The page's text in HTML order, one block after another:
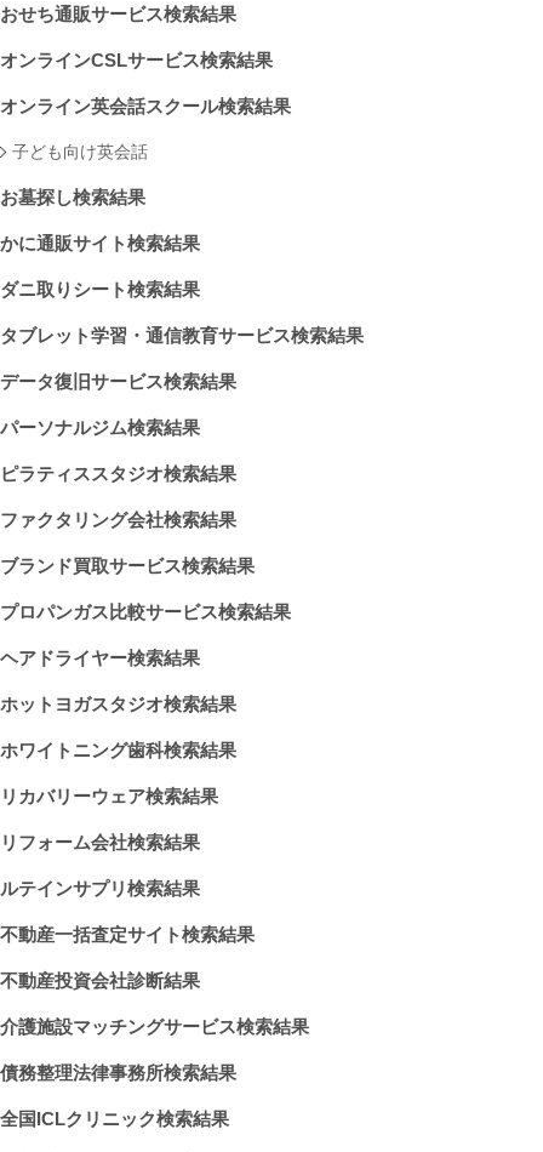
おせち通販サービス検索結果
オンラインCSLサービス検索結果
オンライン英会話スクール検索結果
子ども向け英会話
お墓探し検索結果
かに通販サイト検索結果
ダニ取りシート検索結果
タブレット学習・通信教育サービス検索結果
データ復旧サービス検索結果
パーソナルジム検索結果
ピラティススタジオ検索結果
ファクタリング会社検索結果
ブランド買取サービス検索結果
プロパンガス比較サービス検索結果
ヘアドライヤー検索結果
ホットヨガスタジオ検索結果
ホワイトニング歯科検索結果
リカバリーウェア検索結果
リフォーム会社検索結果
ルテインサプリ検索結果
不動産一括査定サイト検索結果
不動産投資会社診断結果
介護施設マッチングサービス検索結果
債務整理法律事務所検索結果
全国ICLクリニック検索結果